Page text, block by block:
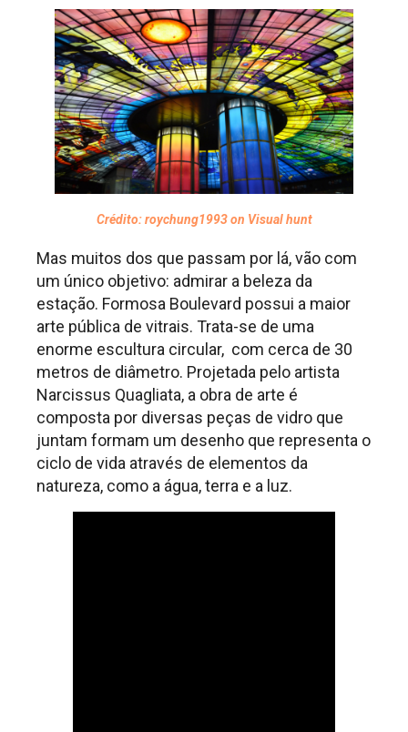
Crédito: roychung1993 on Visual hunt
Mas muitos dos que passam por lá, vão com
um único objetivo: admirar a beleza da
estação. Formosa Boulevard possui a maior
arte pública de vitrais. Trata-se de uma
enorme escultura circular, com cerca de 30
metros de diâmetro. Projetada pelo artista
Narcissus Quagliata, a obra de arte é
composta por diversas peças de vidro que
juntam formam um desenho que representa o
ciclo de vida através de elementos da
natureza, como a água, terra e a luz.